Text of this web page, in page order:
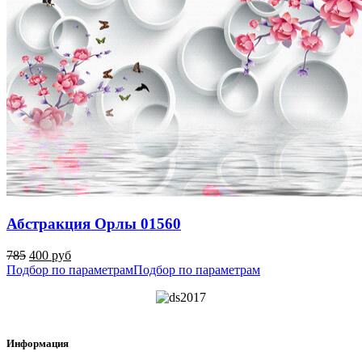
Абстракция Орлы 01560
785 400 руб
Подбор по параметрамПодбор по параметрам
Информация